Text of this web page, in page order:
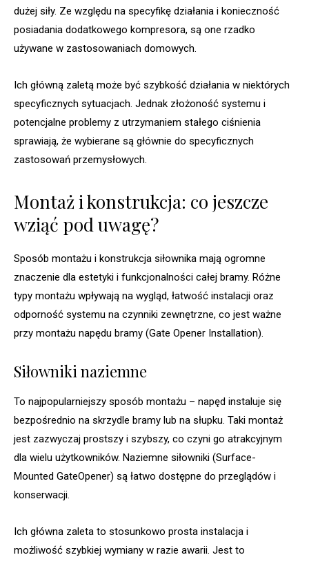
dużej siły. Ze względu na specyfikę działania i konieczność
posiadania dodatkowego kompresora, są one rzadko
używane w zastosowaniach domowych.
Ich główną zaletą może być szybkość działania w niektórych
specyficznych sytuacjach. Jednak złożoność systemu i
potencjalne problemy z utrzymaniem stałego ciśnienia
sprawiają, że wybierane są głównie do specyficznych
zastosowań przemysłowych.
Montaż i konstrukcja: co jeszcze
wziąć pod uwagę?
Sposób montażu i konstrukcja siłownika mają ogromne
znaczenie dla estetyki i funkcjonalności całej bramy. Różne
typy montażu wpływają na wygląd, łatwość instalacji oraz
odporność systemu na czynniki zewnętrzne, co jest ważne
przy montażu napędu bramy (Gate Opener Installation).
Siłowniki naziemne
To najpopularniejszy sposób montażu – napęd instaluje się
bezpośrednio na skrzydle bramy lub na słupku. Taki montaż
jest zazwyczaj prostszy i szybszy, co czyni go atrakcyjnym
dla wielu użytkowników. Naziemne siłowniki (Surface-
Mounted GateOpener) są łatwo dostępne do przeglądów i
konserwacji.
Ich główna zaleta to stosunkowo prosta instalacja i
możliwość szybkiej wymiany w razie awarii. Jest to